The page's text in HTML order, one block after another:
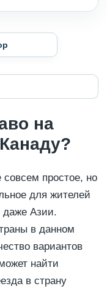
на
простое, но
для жителей
даже Азии.
в данном
вариантов
найти
в страну